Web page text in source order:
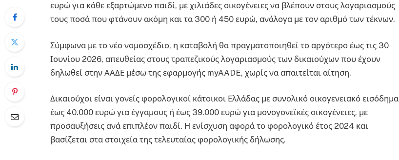
ευρώ για κάθε εξαρτώμενο παιδί, με χιλιάδες οικογένειες να βλέπουν στους λογαριασμούς
τους ποσά που φτάνουν ακόμη και τα 300 ή 450 ευρώ, ανάλογα με τον αριθμό των τέκνων.
Σύμφωνα με το νέο νομοσχέδιο, η καταβολή θα πραγματοποιηθεί το αργότερο έως τις 30
Ιουνίου 2026, απευθείας στους τραπεζικούς λογαριασμούς των δικαιούχων που έχουν
δηλωθεί στην ΑΑΔΕ μέσω της εφαρμογής myAADE, χωρίς να απαιτείται αίτηση.
Δικαιούχοι είναι γονείς φορολογικοί κάτοικοι Ελλάδας με συνολικό οικογενειακό εισόδημα
έως 40.000 ευρώ για έγγαμους ή έως 39.000 ευρώ για μονογονεϊκές οικογένειες, με
προσαυξήσεις ανά επιπλέον παιδί. Η ενίσχυση αφορά το φορολογικό έτος 2024 και
βασίζεται στα στοιχεία της τελευταίας φορολογικής δήλωσης.